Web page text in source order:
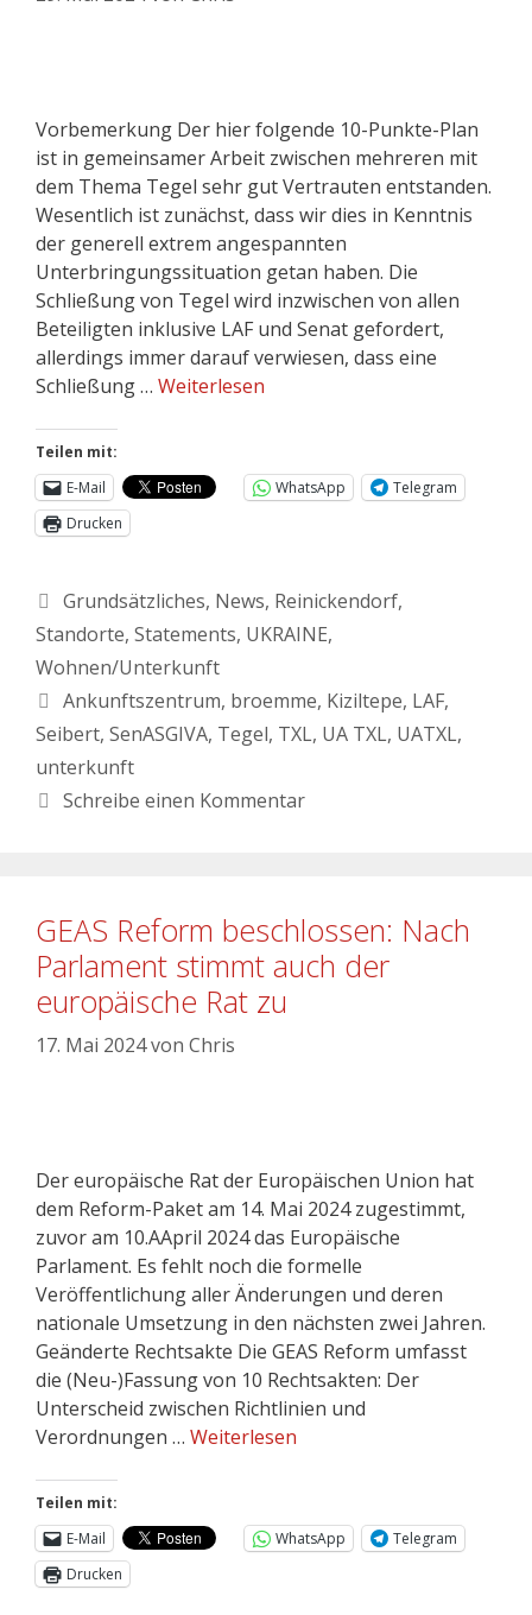
Vorbemerkung Der hier folgende 10-Punkte-Plan
ist in gemeinsamer Arbeit zwischen mehreren mit
dem Thema Tegel sehr gut Vertrauten entstanden.
Wesentlich ist zunächst, dass wir dies in Kenntnis
der generell extrem angespannten
Unterbringungssituation getan haben. Die
Schließung von Tegel wird inzwischen von allen
Beteiligten inklusive LAF und Senat gefordert,
allerdings immer darauf verwiesen, dass eine
Schließung … Weiterlesen
Teilen mit:
E-Mail
WhatsApp
Telegram
Drucken
Grundsätzliches, News, Reinickendorf,
Standorte, Statements, UKRAINE,
Wohnen/Unterkunft
Ankunftszentrum, broemme, Kiziltepe, LAF,
Seibert, SenASGIVA, Tegel, TXL, UA TXL, UATXL,
unterkunft
Schreibe einen Kommentar
GEAS Reform beschlossen: Nach
Parlament stimmt auch der
europäische Rat zu
17. Mai 2024von Chris
Der europäische Rat der Europäischen Union hat
dem Reform-Paket am 14. Mai 2024 zugestimmt,
zuvor am 10.AApril 2024 das Europäische
Parlament. Es fehlt noch die formelle
Veröffentlichung aller Änderungen und deren
nationale Umsetzung in den nächsten zwei Jahren.
Geänderte Rechtsakte Die GEAS Reform umfasst
die (Neu-)Fassung von 10 Rechtsakten: Der
Unterscheid zwischen Richtlinien und
Verordnungen … Weiterlesen
Teilen mit:
E-Mail
WhatsApp
Telegram
Drucken